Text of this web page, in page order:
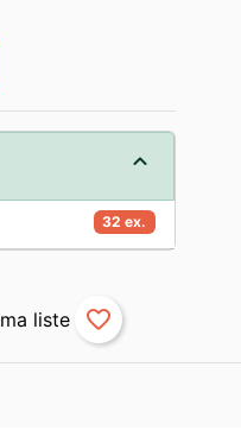
32 ex.
favorite_border